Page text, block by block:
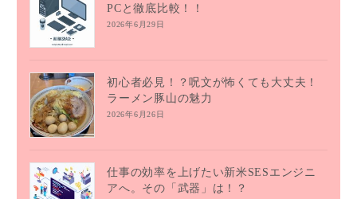
PCと徹底比較！！
2026年6月29日
初心者必見！？呪文が怖くても大丈夫！
ラーメン豚山の魅力
2026年6月26日
仕事の効率を上げたい新米SESエンジニ
アへ。その「武器」は！？